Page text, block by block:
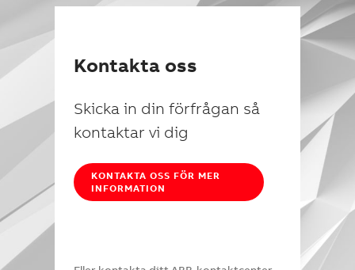
Kontakta oss
Skicka in din förfrågan så
kontaktar vi dig
KONTAKTA OSS FÖR MER
INFORMATION